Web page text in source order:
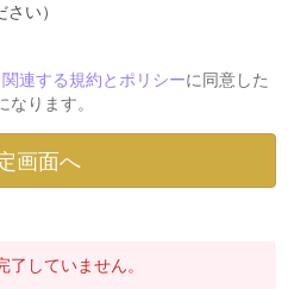
い）
関連する規約とポリシーに同意した
なります。
了していません。